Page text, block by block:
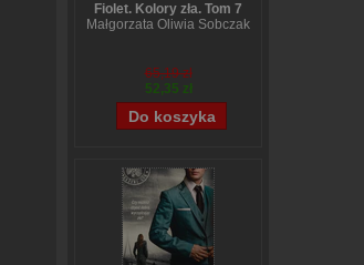
Fiolet. Kolory zła. Tom 7
Małgorzata Oliwia Sobczak
65,19 zł
52,35 zł